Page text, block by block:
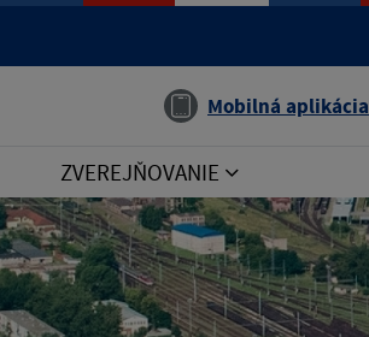
Mobilná aplikácia
ZVEREJŇOVANIE